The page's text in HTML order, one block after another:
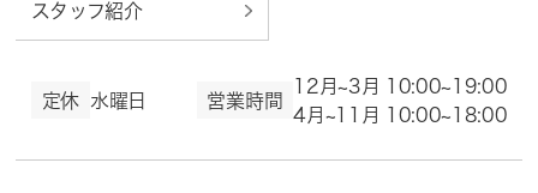
スタッフ紹介
定休 水曜日 営業時間
12月~3月 10:00~19:00
4月~11月 10:00~18:00